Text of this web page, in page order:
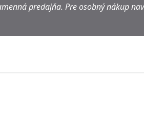
predajňa. Pre osobný nákup